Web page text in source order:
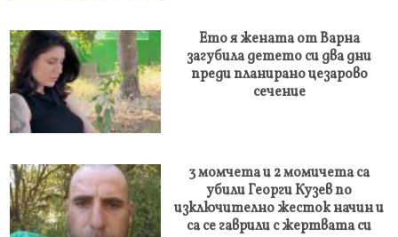
Ето я жената от Варна
загубила детето си два дни
преди планирано цезарово
сечение
3 момчета и 2 момичета са
убили Георги Кузев по
изключително жесток начин и
са се гаврили с жертвата си